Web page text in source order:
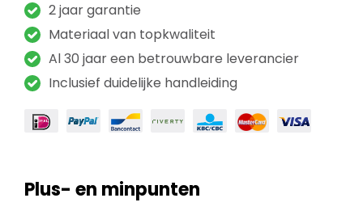
2 jaar garantie
Materiaal van topkwaliteit
Al 30 jaar een betrouwbare leverancier
Inclusief duidelijke handleiding
Plus- en minpunten